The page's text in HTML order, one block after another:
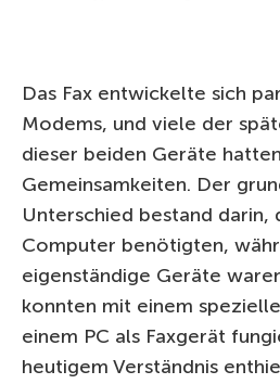
Das Fax entwickelte sich
Modems, und viele der
dieser beiden Geräte
Gemeinsamkeiten. Der
Unterschied bestand darin,
Computer benötigten,
eigenständige Geräte
konnten mit einem
einem PC als Faxgerät
heutigem Verständnis